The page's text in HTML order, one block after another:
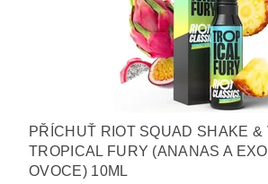
PŘÍCHUŤ RIOT SQUAD SHAKE &
TROPICAL FURY (ANANAS A
OVOCE) 10ML